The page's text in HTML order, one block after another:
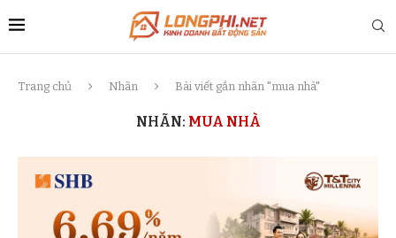
Trang chủ Nhãn Bài viết gắn nhãn "mua nhà"
NHÃN: MUA NHÀ